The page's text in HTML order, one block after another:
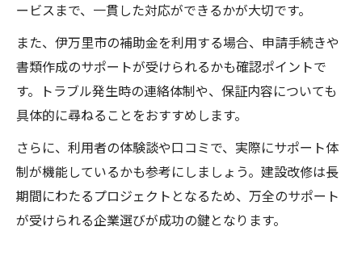
ービスまで、一貫した対応ができるかが大切です。
また、伊万里市の補助金を利用する場合、申請手続きや
書類作成のサポートが受けられるかも確認ポイントで
す。トラブル発生時の連絡体制や、保証内容についても
具体的に尋ねることをおすすめします。
さらに、利用者の体験談や口コミで、実際にサポート体
制が機能しているかも参考にしましょう。建設改修は長
期間にわたるプロジェクトとなるため、万全のサポート
が受けられる企業選びが成功の鍵となります。